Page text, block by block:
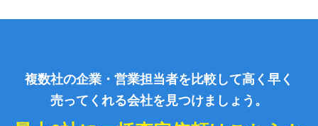
複数社の企業・営業担当者を比較して高く早く
売ってくれる会社を見つけましょう。